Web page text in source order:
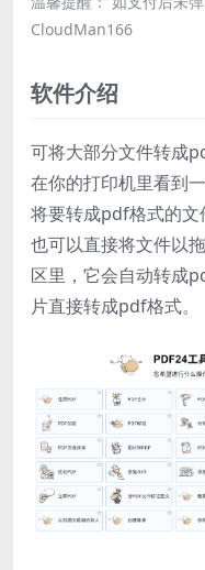
CloudMan166
软件介绍
可将大部分文件转成
在你的打印机里看到
将要转成pdf格式的文
也可以直接将文件以
区里，它会自动转成
片直接转成pdf格式。